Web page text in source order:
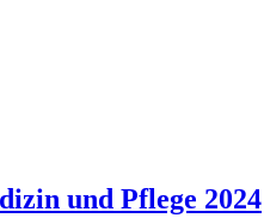
und Pflege 2024